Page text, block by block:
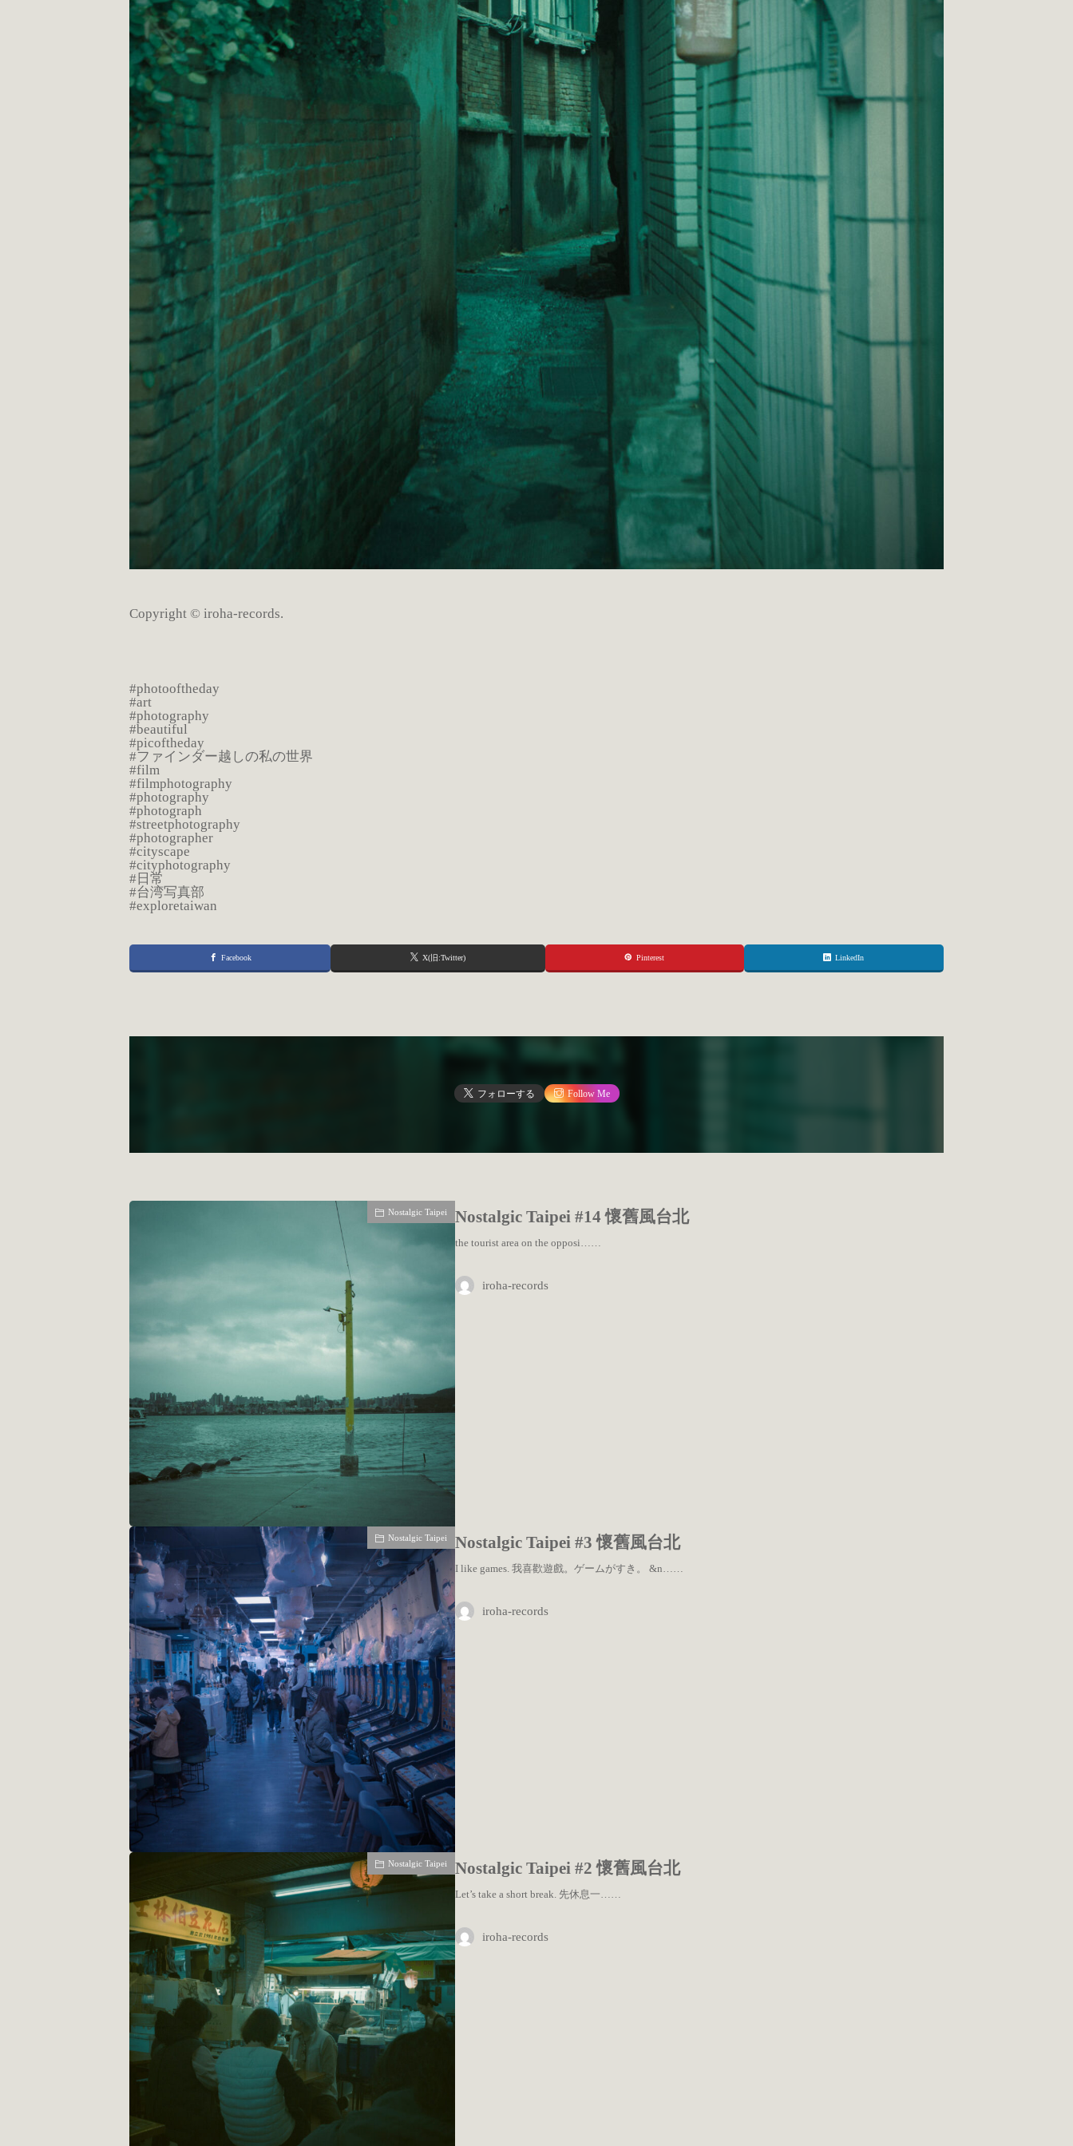
Copyright © iroha-records.
#photooftheday
#art
#photography
#beautiful
#picoftheday
#ファインダー越しの私の世界
#film
#filmphotography
#photography
#photograph
#streetphotography
#photographer
#cityscape
#cityphotography
#日常
#台湾写真部
#exploretaiwan
Facebook X(旧:Twitter) Pinterest LinkedIn
フォローする Follow Me
Nostalgic Taipei Nostalgic Taipei #14 懷舊風台北
the tourist area on the opposi……
iroha-records
Nostalgic Taipei Nostalgic Taipei #3 懷舊風台北
I like games. 我喜歡遊戲。ゲームがすき。 &n……
iroha-records
Nostalgic Taipei Nostalgic Taipei #2 懷舊風台北
Let’s take a short break. 先休息一……
iroha-records